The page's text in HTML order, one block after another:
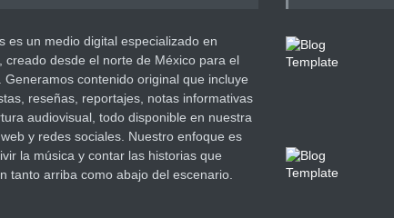
es un medio digital especializado en
creado desde el norte de México para el
Generamos contenido original que incluye
reseñas, reportajes, notas informativas
audiovisual, todo disponible en nuestra
y redes sociales. Nuestro enfoque es
la música y contar las historias que
tanto arriba como abajo del escenario.